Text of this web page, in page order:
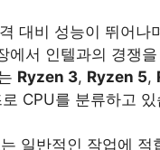
대비 성능이 뛰어나
에서 인텔과의 경쟁
Ryzen 3, Ryzen 5,
CPU를 분류하고 있
일반적인 작업에 적